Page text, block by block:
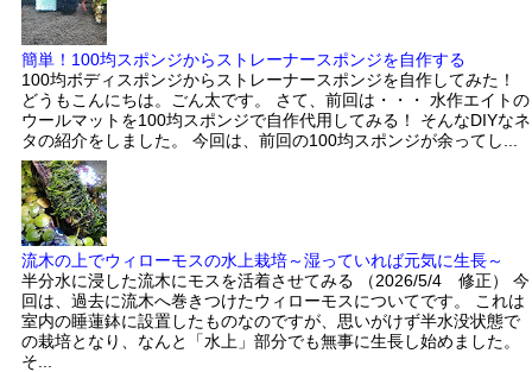
簡単！100均スポンジからストレーナースポンジを自作する
100均ボディスポンジからストレーナースポンジを自作してみた！
どうもこんにちは。ごん太です。 さて、前回は・・・ 水作エイトの
ウールマットを100均スポンジで自作代用してみる！ そんなDIYなネ
タの紹介をしました。 今回は、前回の100均スポンジが余ってし...
流木の上でウィローモスの水上栽培～湿っていれば元気に生長～
半分水に浸した流木にモスを活着させてみる （2026/5/4 修正） 今
回は、過去に流木へ巻きつけたウィローモスについてです。 これは
室内の睡蓮鉢に設置したものなのですが、思いがけず半水没状態で
の栽培となり、なんと「水上」部分でも無事に生長し始めました。
そ...